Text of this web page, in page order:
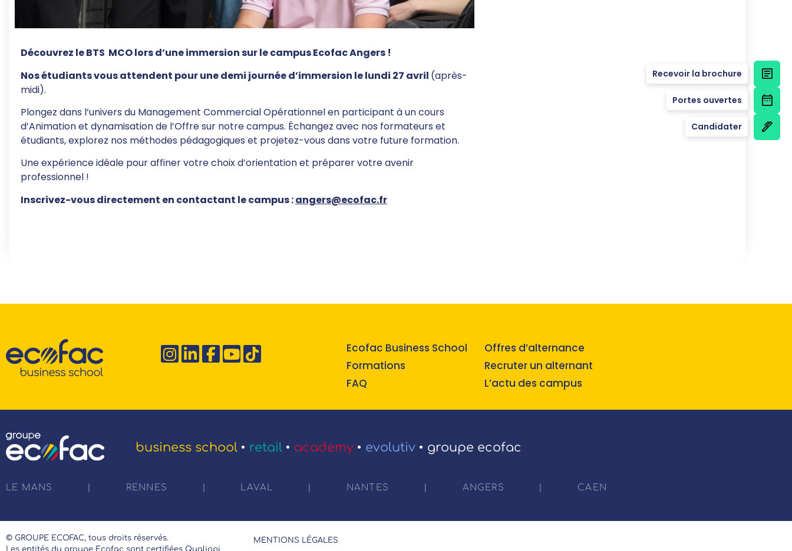
Découvrez le BTS MCO lors d’une immersion sur le campus Ecofac Angers !
Nos étudiants vous attendent pour une demi journée d’immersion le lundi 27 avril (après-
midi).
Plongez dans l’univers du Management Commercial Opérationnel en participant à un cours
d’Animation et dynamisation de l’Offre sur notre campus. Échangez avec nos formateurs et
étudiants, explorez nos méthodes pédagogiques et projetez-vous dans votre future formation.
Une expérience idéale pour affiner votre choix d’orientation et préparer votre avenir
professionnel !
Inscrivez-vous directement en contactant le campus :angers@ecofac.fr
Ecofac Business School
Formations
FAQ
Offres d’alternance
Recruter un alternant
L’actu des campus
business school retail academy evolutiv groupe ecofac
LE MANS RENNES LAVAL NANTES ANGERS CAEN
© GROUPE ECOFAC, tous droits réservés.
Les entités du groupe Ecofac sont certifiées Qualiopi.
MENTIONS LÉGALES
Recevoir la brochure
Portes ouvertes
Candidater